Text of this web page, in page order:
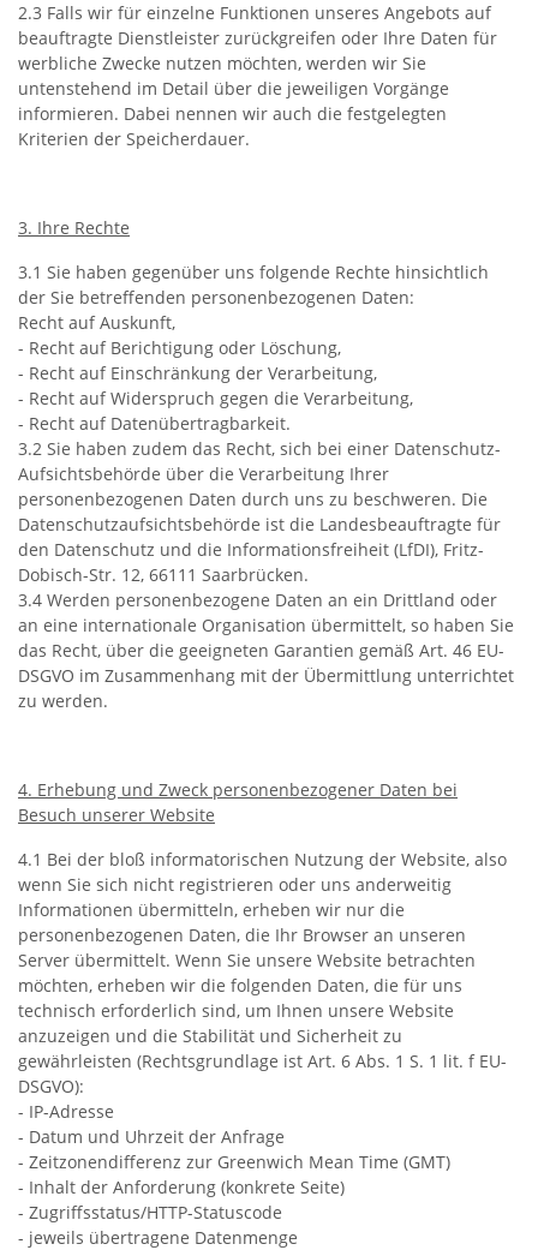
2.3 Falls wir für einzelne Funktionen unseres Angebots auf
beauftragte Dienstleister zurückgreifen oder Ihre Daten für
werbliche Zwecke nutzen möchten, werden wir Sie
untenstehend im Detail über die jeweiligen Vorgänge
informieren. Dabei nennen wir auch die festgelegten
Kriterien der Speicherdauer.
3. Ihre Rechte
3.1 Sie haben gegenüber uns folgende Rechte hinsichtlich
der Sie betreffenden personenbezogenen Daten:
Recht auf Auskunft,
- Recht auf Berichtigung oder Löschung,
- Recht auf Einschränkung der Verarbeitung,
- Recht auf Widerspruch gegen die Verarbeitung,
- Recht auf Datenübertragbarkeit.
3.2 Sie haben zudem das Recht, sich bei einer Datenschutz-
Aufsichtsbehörde über die Verarbeitung Ihrer
personenbezogenen Daten durch uns zu beschweren. Die
Datenschutzaufsichtsbehörde ist die Landesbeauftragte für
den Datenschutz und die Informationsfreiheit (LfDI), Fritz-
Dobisch-Str. 12, 66111 Saarbrücken.
3.4 Werden personenbezogene Daten an ein Drittland oder
an eine internationale Organisation übermittelt, so haben Sie
das Recht, über die geeigneten Garantien gemäß Art. 46 EU-
DSGVO im Zusammenhang mit der Übermittlung unterrichtet
zu werden.
4. Erhebung und Zweck personenbezogener Daten bei
Besuch unserer Website
4.1 Bei der bloß informatorischen Nutzung der Website, also
wenn Sie sich nicht registrieren oder uns anderweitig
Informationen übermitteln, erheben wir nur die
personenbezogenen Daten, die Ihr Browser an unseren
Server übermittelt. Wenn Sie unsere Website betrachten
möchten, erheben wir die folgenden Daten, die für uns
technisch erforderlich sind, um Ihnen unsere Website
anzuzeigen und die Stabilität und Sicherheit zu
gewährleisten (Rechtsgrundlage ist Art. 6 Abs. 1 S. 1 lit. f EU-
DSGVO):
- IP-Adresse
- Datum und Uhrzeit der Anfrage
- Zeitzonendifferenz zur Greenwich Mean Time (GMT)
- Inhalt der Anforderung (konkrete Seite)
- Zugriffsstatus/HTTP-Statuscode
- jeweils übertragene Datenmenge